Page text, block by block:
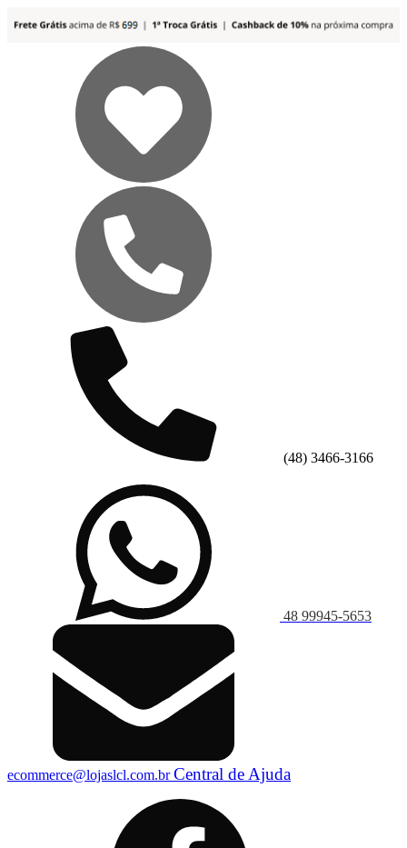
(48) 3466-3166
48 99945-5653
ecommerce@lojaslcl.com.brCentral de Ajuda